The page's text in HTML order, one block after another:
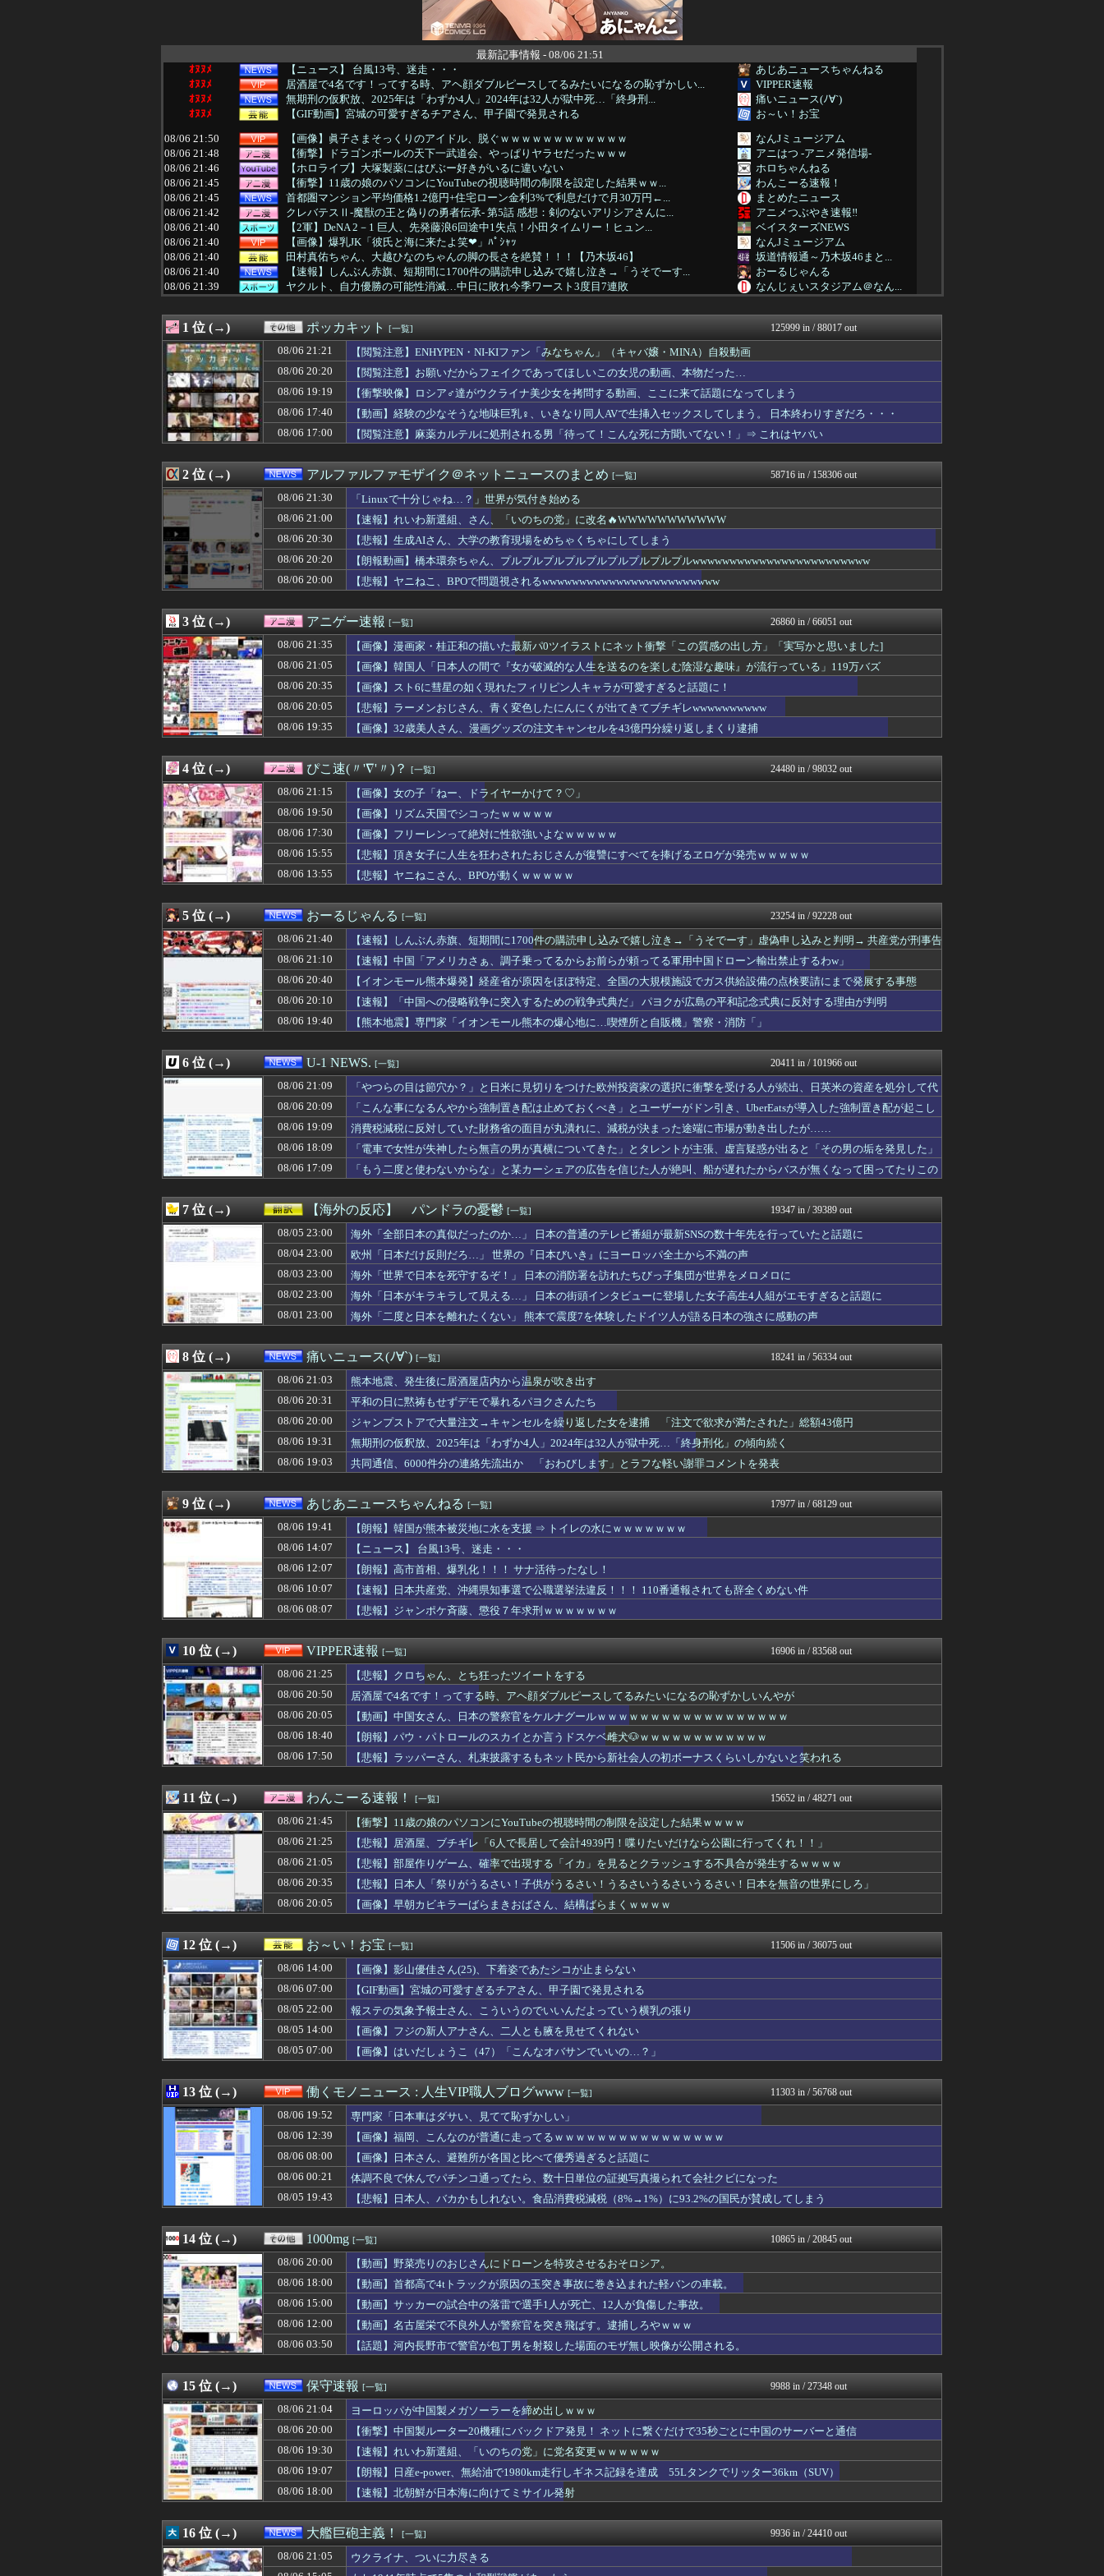
最新記事情報 - 08/06 21:51
ｵﾇﾇﾒ
【ニュース】 台風13号、迷走・・・
あじあニュースちゃんねる
ｵﾇﾇﾒ
居酒屋で4名です！ってする時、アヘ顔ダブルピースしてるみたいになるの恥ずかしい...
VIPPER速報
ｵﾇﾇﾒ
無期刑の仮釈放、2025年は「わずか4人」2024年は32人が獄中死…「終身刑...
痛いニュース(ﾉ∀`)
ｵﾇﾇﾒ
【GIF動画】宮城の可愛すぎるチアさん、甲子園で発見される
お～い！お宝
08/06 21:50
【画像】眞子さまそっくりのアイドル、脱ぐｗｗｗｗｗｗｗｗｗｗｗｗ
なんJミュージアム
08/06 21:48
【衝撃】ドラゴンボールの天下一武道会、やっぱりヤラセだったｗｗｗ
アニはつ -アニメ発信場-
08/06 21:46
【ホロライブ】大塚製薬にはびぶー好きがいるに違いない
ホロちゃんねる
08/06 21:45
【衝撃】11歳の娘のパソコンにYouTubeの視聴時間の制限を設定した結果ｗｗ...
わんこーる速報！
08/06 21:45
首都圏マンション平均価格1.2億円+住宅ローン金利3%で利息だけで月30万円←...
まとめたニュース
08/06 21:42
クレバテスⅡ-魔獣の王と偽りの勇者伝承- 第5話 感想：剣のないアリシアさんに...
アニメつぶやき速報‼︎
08/06 21:40
【2軍】DeNA 2－1 巨人、先発藤浪6回途中1失点！小田タイムリー！ヒュン...
ベイスターズNEWS
08/06 21:40
【画像】爆乳JK「彼氏と海に来たよ笑❤」ﾊﾟｼｬｯ
なんJミュージアム
08/06 21:40
田村真佑ちゃん、大越ひなのちゃんの脚の長さを絶賛！！！【乃木坂46】
坂道情報通～乃木坂46まと...
08/06 21:40
【速報】しんぶん赤旗、短期間に1700件の購読申し込みで嬉し泣き→「うそでーす...
おーるじゃんる
08/06 21:39
ヤクルト、自力優勝の可能性消滅…中日に敗れ今季ワースト3度目7連敗
なんじぇいスタジアム＠なん...
08/06 21:38
廃止すべき地方空港は？！
軍事・ミリタリー速報☆彡
08/06 21:35
日産e-power、無給油で1980km走行しギネス記録を達成
ゆめ痛 -自動車まとめブロ...
08/06 21:35
【画像】漫画家・桂正和の描いた最新パ0ツイラストにネット衝撃「この質感の出し方...
08/06 21:35
彡(●)(●)「やっと服役終わったで...!性的暴行で通報しやがったあの女殺...
不思議.net - 5ch...
08/06 21:35
【激震】韓国人「韓国サッカー協会、W杯・五輪で複数回の性接待を行い審判を買収し...
08/06 21:35
【ウマ娘】新人女性声優さん、いきなり水着姿をXで披露ｗｗｗｗ
ぐら速 -声優まとめ速報-
08/06 21:35
【試合結果】ヤクルト0-5中日 完封負けで7連敗…増居が6回無失点
ツバメ速報＠ヤクルトスワロ...
08/06 21:34
【バドミントン】小椋久美子さん、潮田玲子さんとの不仲説に言及 オグシオ時代「比...
筋肉速報
08/06 21:34
広島・モンテロ、怠慢プレー 走ればセーフだったのにベンチへ帰ろうとしてしまうｗ...
なんJ（まとめては）いかん...
08/06 21:32
増田三莉音の「復帰できない体調不良」ってマジで大丈夫なん？
乃木坂46まとめ 乃木りん...
08/06 21:31
「それ1個ちょうだい！」←どこからアウト？
気団談
08/06 21:30
【FE万紫千紅】これ速攻でFEHに実装されそう
08/06 21:30
【中日対ヤクルト16回戦】中日が交流戦後初の3タテ！3位ヤクルトと3差 今季9...
なんじぇいスタジアム＠なん...
08/06 21:30
【画像】岡田紗佳さん(32)3900の顔を隠して完全体になる
08/06 21:30
熊本出身の大竹、ヒロインで熊本に触れ思わず涙
08/06 21:30
「Linuxで十分じゃね…？」世界が気付き始める
アルファルファモザイク＠ネ...
08/06 21:30
【遊戯王情報】遊☆戯☆王デュエルモンスターズ×コラボカフェ本舗BLANC アニ...
スターライト速報 -遊戯王...
08/06 21:30
「金メダルは4つあった。だが金メダルは食えない」ベルリン五輪4冠の彼が帰国後に...
08/06 21:30
FF4とかいうカッコいい竜騎士が活躍するゲーム最高だよな
カンダタ速報
08/06 21:29
日本ハム、鬼門・福岡で今季初勝利！チーム一丸で勝利もぎとる
ポリー速報
08/06 21:29
友人「『～恵』なんて古臭いし、賢く育たなかったらどうするの？」私「そこまで言う...
修羅場ハザード -復讐・D...
08/06 21:29
れいわ新選組、新たな党名は「いのちの党」 略称は「いのち」
日本第一！ニュース録
08/06 21:28
【モンハンワイルズ】ワイルズの価格改定に文句言ってる奴らは社会を知らない引きこ...
モンハンまとめ速報【モンハ...
08/06 21:27
【画像】大谷翔平、重機メーカーのアンバサダーに就任ｗｗｗ
08/06 21:26
【ソフトバンク対日本ハム17回戦】日本ハムが8回に一挙4点で勝ち越し対鷹3勝目...
なんじぇいスタジアム＠なん...
08/06 21:26
【MARVEL Tōkon: Fighting Souls】デッドプールキャラ...
ヒーローNEWS
08/06 21:26
【悲報】射殺されたオッサン、最近母を亡くして精神的ショックを受けていたと判明
資格ちゃんねる
08/06 21:25
【悲報】居酒屋、ブチギレ「6人で長居して会計4939円！喋りたいだけなら公園に...
わんこーる速報！
08/06 21:25
【悲報】クロちゃん、とち狂ったツイートをする
VIPPER速報
08/06 21:25
【ホロライブ】ホロドリ夏イベ第二弾『シンクロする夏のスパークル』明日から開催！...
08/06 21:21
【超朗報】Amazonで「GANTZ」が全巻100円ｗｗｗｗｗｗｗｗｗｗ
ジャンプ速報
08/06 21:21
【閲覧注意】ENHYPEN・NI-KIファン「みなちゃん」（キャバ嬢・MINA...
08/06 21:20
【速報】25年ぶりのJリーグ地上波中継キターｗｗｗｗｗｗｗｗ
08/06 21:20
【広島対巨人14回戦】巨人、8回表2アウト一塁から泉口のタイムリーツーベースで...
なんじぇいスタジアム＠なん...
08/06 21:19
【画像】突然脱ぎだすゲーム配信者の美少女がエロすぎるｗｗｗ
じわ速 芸能ニュースまとめ
08/06 21:15
夫「後輩を泊めてもいい？」私「急すぎない？」→夫婦喧嘩で家出したという話を聞い...
08/06 21:15
仙台育英のマネージャー・星よつはさんがかわいいと話題に ウィンク動画や画像など...
ラビット速報
08/06 21:15
周囲の人「おい見ろよ…」「一人で来てんのかな…？ｗ」「腹でけーｗ」一人焼肉ワイ...
キニ速
08/06 21:15
【試合結果】阪神vs横浜 2026/08/06 【大竹6回3失点 ガルシア2安...
虎速
08/06 21:15
【画像】エロ漫画「チンコの先が子宮に挿入www」←これ有り得るの？ww
まとめCUP
好きな女の子から預かったHDDの中から、とんでもないモノを発見してしまった
芸能人の気になる噂
08/06 21:14
【画像】令和最新版・宇垣美里さん(35)wwwwww
芸能人の気になる噂
08/06 21:12
婚約者「結婚式どうする？」俺「離婚する可能性あるし面倒だし金かかるし別によくね...
浮気ちゃんねる
08/06 21:12
【悲報】橋本マナミ「頭を洗ってて『なんか生ぬるいな』と思ったら、後ろで息子が…...
NEWSまとめもりー｜2c...
08/06 21:12
阪神10-5DeNAで阪神打線爆発で3タテ阻止に成功wwwwwwwwww
阪神タイガースちゃんねる
08/06 21:11
【試合結果】[2026/8/6]DeNAベイスターズ５－１０阪神タイガース 先...
08/06 21:11
【悲報】ディズニーのおいなり巻（600円）、卑猥すぎて賛否両論wwwwwwww...
mashlife通信
08/06 21:11
【画像】パンツが見れる最新アニメwwwwwwwwwww
異世界転生まとめ速報
【日向坂46】まさかの楽曲も披露！『三期生LIVE』愛知公演のレポがこちら
日向坂46まとめ速報
08/06 21:10
【画像】30代半ばの女の子の下着姿、ドスケベすぎるｗｗｗｗｗｗｗｗｗｗｗｗ❤
なんJミュージアム
08/06 21:10
【速報】中国「アメリカさぁ、調子乗ってるからお前らが頼ってる軍用中国ドローン輸...
おーるじゃんる
08/06 21:09
彼がオンラインゲームにハマってどんどん口が悪くなり気性も荒くなった
おうち速報
08/06 21:09
【画像】子供7人が全員『女』の大家族YouTuberwwwwww
ぶる速-VIP
08/06 21:09
「やつらの目は節穴か？」と日米に見切りをつけた欧州投資家の選択に衝撃を受ける人...
U-1 NEWS.
08/06 21:09
【DeNA対阪神16回戦】阪神が連敗ストップで単独首位キープ １２年ぶりの初回...
なんじぇいスタジアム＠なん...
08/06 21:09
中日打線、金丸が降板した途端に打ち出すｗｗｗｗｗｗｗｗ
08/06 21:09
【画像】令和最新版・宇垣美里さん(35)ｗｗｗｗｗｗ
不思議.net - 5ch...
08/06 21:08
【悲報】マスコミさん「自民党内は消費減税反対が多数！」 → 自民党議員の内部暴...
政経ワロスまとめニュース♪
08/06 21:07
ショートスリーパーの堀さん、4時間寝てた事がバレる
なんJ PRIDE
同僚が紹介された女性との待ち合わせ場所をラ〇ホ近くのファミレスにした。それで女...
修羅場ライフ速報
08/06 21:06
【8月LOH】逃げ育成にスピスティル使うというのもあるのだな
ウマ娘うまぴょい速報
08/06 21:05
mac bookが使いにくすぎてWindows買おうとしたら高くてビビったww...
ニュース30over
08/06 21:05
【画像】韓国人「日本人の間で『女が破滅的な人生を送るのを楽しむ陰湿な趣味』が流...
アニゲー速報
08/06 21:05
【悲報】部屋作りゲーム、確率で出現する「イカ」を見るとクラッシュする不具合が発...
わんこーる速報！
08/06 21:05
「かぐや姫」
08/06 21:05
ウクライナ、ついに力尽きる
08/06 21:05
【FE万紫千紅】フォトナ（CV：黒沢ともよ）が紹介！
08/06 21:05
【朗報】水瀬いのりちゃん、やはりDの一族だったｗｗｗｗ
おたくみくす 声優まとめ
08/06 21:05
【画像】アイナジエンドさん、お尻が性的すぎた件ｗｗｗｗｗｗ
女子アナお宝画像速報－5c...
08/06 21:04
【中日対ヤクルト16回戦】中日、8回裏1アウト満塁から石川昂弥の2点タイムリー...
なんじぇいスタジアム＠なん...
08/06 21:04
ヨーロッパが中国製メガソーラーを締め出しｗｗｗ
保守速報
08/06 21:03
【画像】セトカンのティファwwwwww
いたしん！
08/06 21:03
【悲報】聖隷クリストファーの150km左腕高部くん、10奪三振自責点0で負ける
日刊やきう速報
08/06 21:03
ホテルビュッフェで空き時間を作りたくなくて友達に蟹と海老を取ってきてと頼んだ。...
修羅の華-家庭・生活まとめ
08/06 21:03
熊本地震、発生後に居酒屋店内から温泉が吹き出す
【Gジェネエターナル】最強の支援機と言えば？
【遊戯王OCG情報】UTILITY SELECTION収録『No.101 S・...
スターライト速報 -遊戯王...
08/06 21:01
【速報】不同意性交罪の影響で日本でのレイプ認知件数爆増
08/06 21:01
【ウマ娘】昔からの既存キャラにもシナリオの顔アップ演出とか追加してください
うまぴょいチャンネル -ウ...
08/06 21:01
【ウマ娘】まるで私のトレーナーさんみたい♪ ←「これぞ恋愛強者スペ一族…」
ウマ娘まとめ速報うまろぐ
08/06 21:00
【画像】北海道、推定300kgのヒグマ登場ｗｗｗｗｗｗｗｗｗｗｗｗｗｗｗｗｗｗ...
登山ちゃんねる
08/06 21:00
【速報】れいわ新選組、さん、「いのちの党」に改名🔥WWWWWWWWWWW
アルファルファモザイク＠ネ...
08/06 21:00
【ラブライブ！】セクシーさとキュートな上原歩夢ちゃんのフィギュアが制作決定！【...
コンテンツ・声優 | ラブ...
08/06 21:00
山下美月さん、じんわり吹き出した汗がガチでエグいって・・・
08/06 21:00
【東方】獣人キャラの耳どうなってるの問題
2ch東方スレ観測所
08/06 21:00
【狂気】米政府「黒人の梅毒患者399人を治療せず放置したらどうなるか見たろ！」...
哲学ニュースnwk
08/06 21:00
【グラブル】毎週選別しないといけないアーティファクトの数がまた増えた…
ミニゴブ速報 ～グラブルま...
08/06 21:00
【悲報】Googleのエンジニア「AIで仕事がつまらなくなった」
投資ちゃんねる
08/06 21:00
Vチューバーってもう男とコラボしても問題ないのでは？
ゲーム実況者速報＠YouT...
08/06 21:00
普通二輪取ったやつが乗るべきバイクｗｗｗｗｗｗｗ
バイク速報
08/06 21:00
田中みな実、背中ぱっくりドレス横乳ノーブラおっぱい！スリット内腿
アイドル・女子アナ★吟じま...
08/06 21:00
【艦これ】煙幕してんのに大暴れしすぎちゃうか？
あ艦これ ～艦隊これくしょ...
08/06 21:00
【オリックス対楽天15回戦】楽天、岸孝之が通算１７３勝目 桑田真澄らに並ぶ勝利...
08/06 21:00
【仮面ライダーマイス】「十二支同盟」とも戦うらしいけど
ヒーローNEWS
08/06 21:00
UFOキャッチャーでスヌーピーのでっかい人形を二人でなんとかとってやろうと悪戦...
ほんわかMkⅡ
08/06 21:00
【動画】仙台育英の野球部女子マネ、あざといウィンクでお前らの心を鷲掴みｗｗｗｗ...
キニ速
白石「あ、あきら様……？」あきら「……白石」
SS 森きのこ！
些細なことでヘソを曲げ、3日間口もきかず家で食事もしない旦那。もうすぐ誕生日だ...
08/06 21:00
泳げない子どもが増えているらしい･･･
明日は何を食べようか
08/06 21:00
【参政党】神谷代表、食料品の消費減税「天下の愚策だ」と批判
みそパンNEWS
08/06 21:00
【アメリカ-スウェーデン】美味しいミートボール【ポーランドボール】
ポーランドボール 翻訳
08/06 21:00
古いパチンコ屋にはゴリラがいた←これマジ！？
08/06 21:00
【胸糞】会話に話題と全く関係ないどうでもいいことで割り込んでくる職場の年配女性...
08/06 21:00
「20分で終わる話だ、手伝え」偏頭痛の彼女を胸に眠らせたまま犬の散歩を断った1...
私が悪いの？【海外の反応】
08/06 21:00
韓国人「リュ・スンボム、会社車でバス専用車線を走行し罰金」→「たいしたことない...
韓国ニュース反応まとめ
08/06 21:00
【朗報】韓国人「100回以上聴いたJ-POP、この5曲」
08/06 21:00
大学生のキモオタはなぜエナジードリンク飲んでるアピールするんや
08/06 20:59
【SEED】フォビドゥンガンダム「ビーム弾きます、ビーム曲げられます、空飛びま...
ガンダムブログ（情報戦仕様...
08/06 20:55
P「春香がヤンデレになってしまった...... 」
あやめ速報-SSまとめ-
08/06 20:55
【広島対巨人14回戦】巨人が7回表に逆転！代打・ダルベックが逆転2点タイムリー...
なんじぇいスタジアム＠なん...
08/06 20:55
日本共産党の街宣車が電柱に衝突「居眠りをしてしまった」同乗していた県議を含め男...
08/06 20:53
オスナ、退場
08/06 20:51
外国人「2002年W杯は?」韓国サッカーに衝撃的不祥事！W杯予選でレフリーへの...
NO FOOTY NO L...
08/06 20:50
居酒屋で4名です！ってする時、アヘ顔ダブルピースしてるみたいになるの恥ずかしい...
VIPPER速報
08/06 20:49
Google、Geminiが大赤字、史上初のマイナスキャッシュフローに陥る
かせまと！
08/06 20:47
【衝撃】SHIENで見つけた一定の人にバカ刺さりそうなオモチャがコチラｗｗｗｗ...
スマブラ屋さん | スマブ...
08/06 20:46
Amazonってそんな使う？
理想ちゃんねる
08/06 20:45
飲み会に来ない奴って大概仕事ができない人間だよな
育児板拾い読み
08/06 20:41
責任を取らないから成功者になれた…｢とんねるず｣｢おニャン子｣｢AKB｣とヒッ...
AKB48タイムズ（AKB...
08/06 20:41
【日向坂46】これ全公演違うのか... 三期生ライブ愛知公演、終演後の様子・レ...
日向坂46まとめもり～
08/06 20:40
【イオンモール熊本爆発】経産省が原因をほぼ特定、全国の大規模施設でガス供給設備...
08/06 20:40
乃木坂グッズ公式InstagramとTikTokを開設！！！【乃木坂46】
08/06 20:40
【画像】阿佐ヶ谷姉妹、パンチラしてしまうｗｗｗｗｗｗｗｗｗｗｗｗｗｗｗｗｗ
なんJミュージアム
08/06 20:40
前泊博盛氏「私が総理大臣になったら中国に謝罪しに行きます」
にゅーすアルー！
08/06 20:40
【！】共産党が刑事告訴 「しんぶん赤旗」１７００件以上の虚偽購読申し込み 「厳...
08/06 20:40
【閲覧注意・動画】大阪で警察に射殺された男の動画、エグい 撃たれてから叫びなが...
08/06 20:38
トヨタ嫌いのアンチトヨタなんだけど サイ速
1 位 (→) ポッカキット [一覧] 125999 in / 88017 out
08/06 21:21
【閲覧注意】ENHYPEN・NI-KIファン「みなちゃん」（キャバ嬢・MINA）自殺動画
08/06 20:20
【閲覧注意】お願いだからフェイクであってほしいこの女児の動画、本物だった…
08/06 19:19
【衝撃映像】ロシア♂達がウクライナ美少女を拷問する動画、ここに来て話題になってしまう
08/06 17:40
【動画】経験の少なそうな地味巨乳♀、いきなり同人AVで生挿入セックスしてしまう。 日本終わりすぎだろ・・・
08/06 17:00
【閲覧注意】麻薬カルテルに処刑される男「待って！こんな死に方聞いてない！」⇒ これはヤバい
2 位 (→) アルファルファモザイク＠ネットニュースのまとめ [一覧] 58716 in / 158306 out
08/06 21:30
「Linuxで十分じゃね…？」世界が気付き始める
08/06 21:00
【速報】れいわ新選組、さん、「いのちの党」に改名🔥WWWWWWWWWWW
08/06 20:30
【悲報】生成AIさん、大学の教育現場をめちゃくちゃにしてしまう
08/06 20:20
【朗報動画】橋本環奈ちゃん、プルプルプルプルプルプルプルプルプルwwwwwwwwwwwwwwwwwwwwwwww
【Pickup05164706】
08/06 20:00 【悲報】ヤニねこ、BPOで問題視されるwwwwwwwwwwwwwwwwwwwwwwww
3 位 (→) アニゲー速報 [一覧] 26860 in / 66051 out
08/06 21:35
【画像】漫画家・桂正和の描いた最新パ0ツイラストにネット衝撃「この質感の出し方」「実写かと思いました]
08/06 21:05
【画像】韓国人「日本人の間で『女が破滅的な人生を送るのを楽しむ陰湿な趣味』が流行っている」119万バズ
08/06 20:35
【画像】スト6に彗星の如く現れたフィリピン人キャラが可愛すぎると話題に！
08/06 20:05
【悲報】ラーメンおじさん、青く変色したにんにくが出てきてブチギレwwwwwwwwww
08/06 19:35
【画像】32歳美人さん、漫画グッズの注文キャンセルを43億円分繰り返しまくり逮捕
4 位 (→) ぴこ速(〃'∇'〃)？ [一覧] 24480 in / 98032 out
08/06 21:15
【画像】女の子「ねー、ドライヤーかけて？♡」
08/06 19:50
【画像】リズム天国でシコったｗｗｗｗｗ
08/06 17:30
【画像】フリーレンって絶対に性欲強いよなｗｗｗｗｗ
08/06 15:55
【悲報】頂き女子に人生を狂わされたおじさんが復讐にすべてを捧げるヱロゲが発売ｗｗｗｗｗ
08/06 13:55
【悲報】ヤニねこさん、BPOが動くｗｗｗｗｗ
5 位 (→) おーるじゃんる [一覧] 23254 in / 92228 out
08/06 21:40
【速報】しんぶん赤旗、短期間に1700件の購読申し込みで嬉し泣き→「うそでーす」虚偽申し込みと判明→ 共産党が刑事告
訴「厳重な処罰を求める」
08/06 21:10
【速報】中国「アメリカさぁ、調子乗ってるからお前らが頼ってる軍用中国ドローン輸出禁止するわw」
08/06 20:40
【イオンモール熊本爆発】経産省が原因をほぼ特定、全国の大規模施設でガス供給設備の点検要請にまで発展する事態
に・・・【PICKUP】
08/06 20:10
【速報】「中国への侵略戦争に突入するための戦争式典だ」 パヨクが広島の平和記念式典に反対する理由が判明
08/06 19:40
【熊本地震】専門家「イオンモール熊本の爆心地に…喫煙所と自販機」警察・消防「」
6 位 (→) U-1 NEWS. [一覧] 20411 in / 101966 out
08/06 21:09
「やつらの目は節穴か？」と日米に見切りをつけた欧州投資家の選択に衝撃を受ける人が続出、日英米の資産を処分して代
わりに選んだのは……
08/06 20:09
「こんな事になるんやから強制置き配は止めておくべき」とユーザーがドン引き、UberEatsが導入した強制置き配が起こし
たのは……
08/06 19:09
消費税減税に反対していた財務省の面目が丸潰れに、減税が決まった途端に市場が動き出したが……
08/06 18:09
「電車で女性が失神したら無言の男が真横についてきた」とタレントが主張、虚言疑惑が出ると「その男の垢を発見した」
と追加主張するも……
08/06 17:09
「もう二度と使わないからな」と某カーシェアの広告を信じた人が絶叫、船が遅れたからバスが無くなって困ってたりこの
7 位 (→) 【海外の反応】 パンドラの憂鬱 [一覧] 19347 in / 39389 out
08/05 23:00
海外「全部日本の真似だったのか…」 日本の普通のテレビ番組が最新SNSの数十年先を行っていたと話題に
08/04 23:00
欧州「日本だけ反則だろ…」 世界の『日本びいき』にヨーロッパ全土から不満の声
08/03 23:00
海外「世界で日本を死守するぞ！」 日本の消防署を訪れたちびっ子集団が世界をメロメロに
08/02 23:00
海外「日本がキラキラして見える…」 日本の街頭インタビューに登場した女子高生4人組がエモすぎると話題に
08/01 23:00
海外「二度と日本を離れたくない」 熊本で震度7を体験したドイツ人が語る日本の強さに感動の声
8 位 (→) 痛いニュース(ﾉ∀`) [一覧] 18241 in / 56334 out
08/06 21:03
熊本地震、発生後に居酒屋店内から温泉が吹き出す
08/06 20:31
平和の日に黙祷もせずデモで暴れるパヨクさんたち
08/06 20:00
ジャンプストアで大量注文→キャンセルを繰り返した女を逮捕 「注文で欲求が満たされた」総額43億円
08/06 19:31
無期刑の仮釈放、2025年は「わずか4人」2024年は32人が獄中死…「終身刑化」の傾向続く
08/06 19:03
共同通信、6000件分の連絡先流出か 「おわびします」とラフな軽い謝罪コメントを発表
9 位 (→) あじあニュースちゃんねる [一覧] 17977 in / 68129 out
08/06 19:41
【朗報】韓国が熊本被災地に水を支援 ⇒ トイレの水にｗｗｗｗｗｗｗ
08/06 14:07
【ニュース】 台風13号、迷走・・・
08/06 12:07
【朗報】高市首相、爆乳化！！！ サナ活待ったなし！
08/06 10:07
【速報】日本共産党、沖縄県知事選で公職選挙法違反！！！ 110番通報されても辞全くめない件
08/06 08:07
【悲報】ジャンポケ斉藤、懲役７年求刑ｗｗｗｗｗｗｗ
10 位 (→) VIPPER速報 [一覧] 16906 in / 83568 out
08/06 21:25
【悲報】クロちゃん、とち狂ったツイートをする
08/06 20:50
居酒屋で4名です！ってする時、アヘ顔ダブルピースしてるみたいになるの恥ずかしいんやが
08/06 20:05
【動画】中国女さん、日本の警察官をケルナグールｗｗｗｗｗｗｗｗｗｗｗｗｗｗｗｗｗｗ
08/06 18:40
【朗報】パウ・パトロールのスカイとか言うドスケベ雌犬🐶ｗｗｗｗｗｗｗｗｗｗｗｗ
08/06 17:50
【悲報】ラッパーさん、札束披露するもネット民から新社会人の初ボーナスくらいしかないと笑われる
11 位 (→) わんこーる速報！ [一覧] 15652 in / 48271 out
08/06 21:45
【衝撃】11歳の娘のパソコンにYouTubeの視聴時間の制限を設定した結果ｗｗｗｗ
08/06 21:25
【悲報】居酒屋、ブチギレ「6人で長居して会計4939円！喋りたいだけなら公園に行ってくれ！！」
08/06 21:05
【悲報】部屋作りゲーム、確率で出現する「イカ」を見るとクラッシュする不具合が発生するｗｗｗｗ
08/06 20:35
【悲報】日本人「祭りがうるさい！子供がうるさい！うるさいうるさいうるさい！日本を無音の世界にしろ」
08/06 20:05
【画像】早朝カビキラーばらまきおばさん、結構ばらまくｗｗｗｗ
12 位 (→) お～い！お宝 [一覧] 11506 in / 36075 out
08/06 14:00
【画像】影山優佳さん(25)、下着姿であたシコが止まらない
08/06 07:00
【GIF動画】宮城の可愛すぎるチアさん、甲子園で発見される
08/05 22:00
報ステの気象予報士さん、こういうのでいいんだよっていう横乳の張り
08/05 14:00
【画像】フジの新人アナさん、二人とも腋を見せてくれない
08/05 07:00
【画像】はいだしょうこ（47）「こんなオバサンでいいの…？」
13 位 (→) 働くモノニュース : 人生VIP職人ブログwww [一覧] 11303 in / 56768 out
08/06 19:52
専門家「日本車はダサい、見てて恥ずかしい」
08/06 12:39
【画像】福岡、こんなのが普通に走ってるｗｗｗｗｗｗｗｗｗｗｗｗｗｗｗｗ
08/06 08:00
【画像】日本さん、避難所が各国と比べて優秀過ぎると話題に
08/06 00:21
体調不良で休んでパチンコ通ってたら、数十日単位の証拠写真撮られて会社クビになった
08/05 19:43
【悲報】日本人、バカかもしれない。食品消費税減税（8%→1%）に93.2%の国民が賛成してしまう
14 位 (→) 1000mg [一覧] 10865 in / 20845 out
08/06 20:00
【動画】野菜売りのおじさんにドローンを特攻させるおそロシア。
08/06 18:00
【動画】首都高で4tトラックが原因の玉突き事故に巻き込まれた軽バンの車載。
08/06 15:00
【動画】サッカーの試合中の落雷で選手1人が死亡、12人が負傷した事故。
08/06 12:00
【動画】名古屋栄で不良外人が警察官を突き飛ばす。逮捕しろやｗｗｗ
08/06 03:50
【話題】河内長野市で警官が包丁男を射殺した場面のモザ無し映像が公開される。
15 位 (→) 保守速報 [一覧] 9988 in / 27348 out
08/06 21:04
ヨーロッパが中国製メガソーラーを締め出しｗｗｗ
08/06 20:00
【衝撃】中国製ルーター20機種にバックドア発見！ ネットに繋ぐだけで35秒ごとに中国のサーバーと通信
08/06 19:30
【速報】れいわ新選組、「いのちの党」に党名変更ｗｗｗｗｗｗ
08/06 19:07
【朗報】日産e-power、無給油で1980km走行しギネス記録を達成 55Lタンクでリッター36km（SUV）
08/06 18:00
【速報】北朝鮮が日本海に向けてミサイル発射
16 位 (→) 大艦巨砲主義！ [一覧] 9936 in / 24410 out
08/06 21:05
ウクライナ、ついに力尽きる